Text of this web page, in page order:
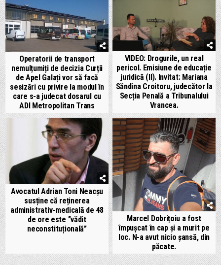
Operatorii de transport
nemulțumiți de decizia Curții
de Apel Galați vor să facă
sesizări cu privire la modul în
care s-a judecat dosarul cu
ADI Metropolitan Trans
VIDEO: Drogurile, un real
pericol. Emisiune de educație
juridică (II). Invitat: Mariana
Săndina Croitoru, judecător la
Secția Penală a Tribunalului
Vrancea.
Avocatul Adrian Toni Neacșu
susține că reținerea
administrativ-medicală de 48
de ore este ”vădit
neconstituțională”
Marcel Dobrițoiu a fost
împușcat în cap și a murit pe
loc. N-a avut nicio șansă, din
păcate.